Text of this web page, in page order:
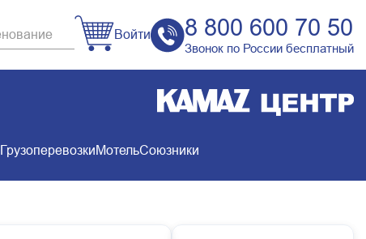
Войти 8 800 600 70 50
Звонок по России бесплатный
ГрузоперевозкиМотельСоюзники